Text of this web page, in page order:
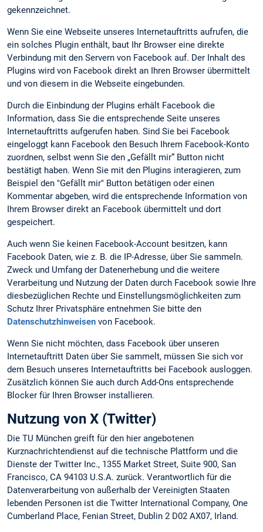
gekennzeichnet.
Wenn Sie eine Webseite unseres Internetauftritts aufrufen, die
ein solches Plugin enthält, baut Ihr Browser eine direkte
Verbindung mit den Servern von Facebook auf. Der Inhalt des
Plugins wird von Facebook direkt an Ihren Browser übermittelt
und von diesem in die Webseite eingebunden.
Durch die Einbindung der Plugins erhält Facebook die
Information, dass Sie die entsprechende Seite unseres
Internetauftritts aufgerufen haben. Sind Sie bei Facebook
eingeloggt kann Facebook den Besuch Ihrem Facebook-Konto
zuordnen, selbst wenn Sie den „Gefällt mir“ Button nicht
bestätigt haben. Wenn Sie mit den Plugins interagieren, zum
Beispiel den "Gefällt mir" Button betätigen oder einen
Kommentar abgeben, wird die entsprechende Information von
Ihrem Browser direkt an Facebook übermittelt und dort
gespeichert.
Auch wenn Sie keinen Facebook-Account besitzen, kann
Facebook Daten, wie z. B. die IP-Adresse, über Sie sammeln.
Zweck und Umfang der Datenerhebung und die weitere
Verarbeitung und Nutzung der Daten durch Facebook sowie Ihre
diesbezüglichen Rechte und Einstellungsmöglichkeiten zum
Schutz Ihrer Privatsphäre entnehmen Sie bitte den
Datenschutzhinweisen von Facebook.
Wenn Sie nicht möchten, dass Facebook über unseren
Internetauftritt Daten über Sie sammelt, müssen Sie sich vor
dem Besuch unseres Internetauftritts bei Facebook ausloggen.
Zusätzlich können Sie auch durch Add-Ons entsprechende
Blocker für Ihren Browser installieren.
Nutzung von X (Twitter)
Die TU München greift für den hier angebotenen
Kurznachrichtendienst auf die technische Plattform und die
Dienste der Twitter Inc., 1355 Market Street, Suite 900, San
Francisco, CA 94103 U.S.A. zurück. Verantwortlich für die
Datenverarbeitung von außerhalb der Vereinigten Staaten
lebenden Personen ist die Twitter International Company, One
Cumberland Place, Fenian Street, Dublin 2 D02 AX07, Irland.